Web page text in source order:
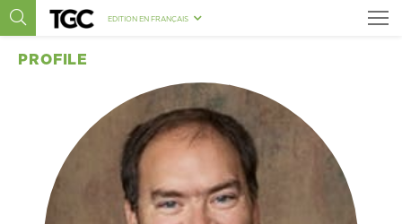
EDITION EN FRANÇAIS
PROFILE